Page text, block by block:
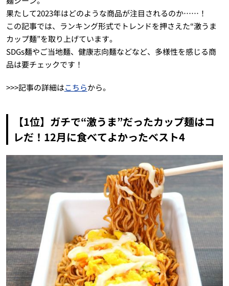
果たして2023年はどのような商品が注目されるのか……！
この記事では、ランキング形式でトレンドを押さえた“激うま
カップ麺”を取り上げています。
SDGs麺やご当地麺、健康志向麺などなど、多様性を感じる商
品は要チェックです！
>>>記事の詳細はこちらから。
【1位】ガチで“激うま”だったカップ麺はコ
レだ！12月に食べてよかったベスト4